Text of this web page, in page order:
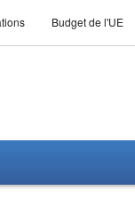
Budget de l'UE